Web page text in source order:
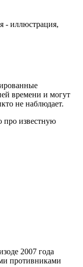
времени и могут
не наблюдает.
про известную
​​2007 года
противниками